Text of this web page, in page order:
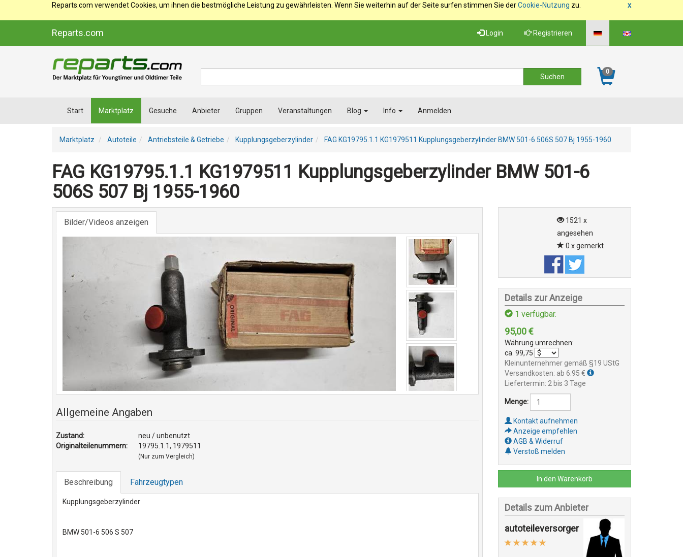
x
Reparts.com verwendet Cookies, um ihnen die bestmögliche Leistung zu gewährleisten. Wenn Sie weiterhin auf der Seite surfen stimmen Sie derCookie-Nutzung zu.
Reparts.com Login Registrieren
0
Start Marktplatz Gesuche Anbieter Gruppen Veranstaltungen Blog Info Anmelden
Marktplatz Autoteile Antriebsteile & Getriebe Kupplungsgeberzylinder FAG KG19795.1.1 KG1979511 Kupplungsgeberzylinder BMW 501-6 506S 507 Bj 1955-1960
FAG KG19795.1.1 KG1979511 Kupplungsgeberzylinder BMW 501-6
506S 507 Bj 1955-1960
Bilder/Videos anzeigen
Allgemeine Angaben
Zustand:
neu / unbenutzt
Originalteilenummern:
19795.1.1, 1979511
(Nur zum Vergleich)
Beschreibung Fahrzeugtypen
Kupplungsgeberzylinder
BMW 501-6 506 S 507
1521 x
angesehen
0 x gemerkt
Details zur Anzeige
1 verfügbar.
95,00 €
Währung umrechnen:
ca. 99,75
Kleinunternehmer gemäß §19 UStG
Versandkosten: ab 6.95 €
Liefertermin: 2 bis 3 Tage
Menge:
Kontakt aufnehmen
Anzeige empfehlen
AGB & Widerruf
Verstoß melden
In den Warenkorb
Details zum Anbieter
autoteileversorger